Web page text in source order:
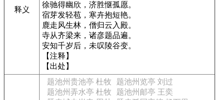
释义
徐驰得幽欣，济胜惬孤愿。
宿芽发轻苞，寒卉抱短艳。
鹿走风生林，僧归云入殿。
寺从齐梁来，诸彦题品遍。
安知千岁后，未叹陵谷变。
【注释】
【出处】
题池州贵池亭 杜牧
题池州览亭 刘过
题池州弄水亭 杜牧
题池州邮亭 王奕